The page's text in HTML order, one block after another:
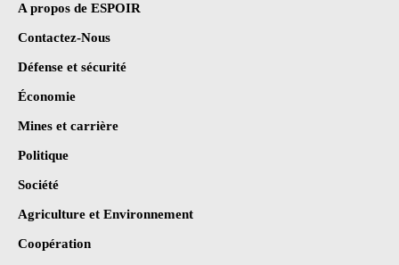
A propos de ESPOIR
Contactez-Nous
Défense et sécurité
Économie
Mines et carrière
Politique
Société
Agriculture et Environnement
Coopération